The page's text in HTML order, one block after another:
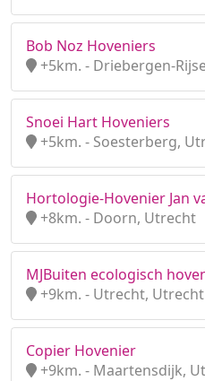
Bob Noz Hoveniers
+5km. - Driebergen-
Snoei Hart Hoveniers
+5km. - Soesterberg,
Hortologie-Hovenier Jan
+8km. - Doorn, Utrecht
MJBuiten ecologisch
+9km. - Utrecht, Utrecht
Copier Hovenier
+9km. - Maartensdijk,